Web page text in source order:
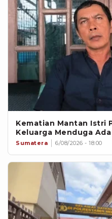
Kematian Mantan Istri
Keluarga Menduga
Sumatera 6/08/2026 - 18:00